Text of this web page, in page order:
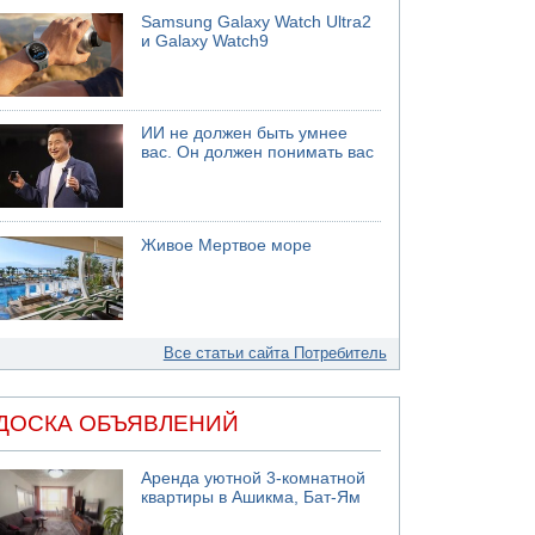
Samsung Galaxy Watch Ultra2
и Galaxy Watch9
ИИ не должен быть умнее
вас. Он должен понимать вас
Живое Мертвое море
Все статьи сайта Потребитель
ОБЪЯВЛЕНИЙ
Аренда уютной 3-комнатной
квартиры в Ашикма, Бат-Ям